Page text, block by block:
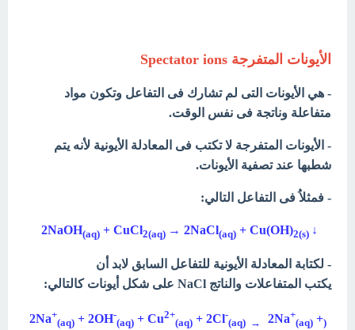
الأيونات المتفرجة Spectator ions
- هي الأيونات التى لم تشارك فى التفاعل وتكون مواد
متفاعلة وناتجة فى نفس الوقت.
- الأيونات المتفرجة لا تكتب فى المعادلة الأيونية لأنه يتم
شطبها عند تصفية الأيونات.
- فمثلاُ فى التفاعل التالي:
↓
(
2NaOH(aq)+ CuCl2(aq) → 2NaCl(aq)+ Cu(OH)2(s
- لكتابة المعادلة الأيونية للتفاعل السابق لابد أن
يكتب المتفاعلات والناتج NaCl على شكل أيونات كالتالي:
(
2Na+
(aq)+ 2OH-
(aq)+ Cu2+
(aq)+ 2Cl-
(aq) → 2Na+
(aq)+